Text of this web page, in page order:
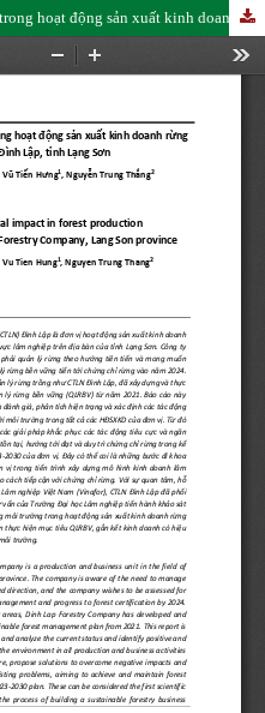
Đánh giá các tác động môi trường trong hoạt động sản xuất kinh doanh rừng tại Công ty Lâm nghiệp Đình Lập, tỉnh Lạng Sơn